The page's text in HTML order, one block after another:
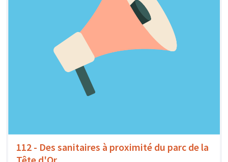
112 - Des sanitaires à proximité du parc de la